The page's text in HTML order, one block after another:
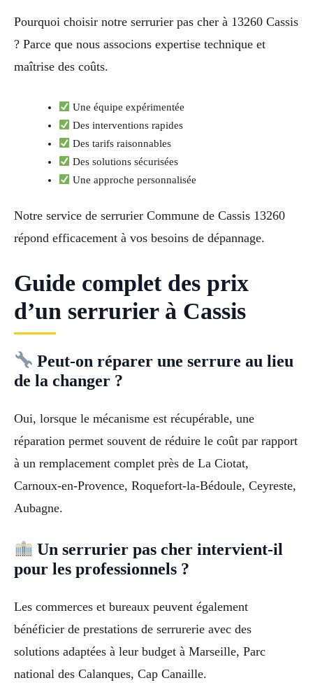
Pourquoi choisir notre serrurier pas cher à 13260 Cassis
? Parce que nous associons expertise technique et
maîtrise des coûts.
Une équipe expérimentée
Des interventions rapides
Des tarifs raisonnables
Des solutions sécurisées
Une approche personnalisée
Notre service de serrurier Commune de Cassis 13260
répond efficacement à vos besoins de dépannage.
Guide complet des prix
d’un serrurier à Cassis
Peut-on réparer une serrure au lieu
de la changer ?
Oui, lorsque le mécanisme est récupérable, une
réparation permet souvent de réduire le coût par rapport
à un remplacement complet près de La Ciotat,
Carnoux-en-Provence, Roquefort-la-Bédoule, Ceyreste,
Aubagne.
Un serrurier pas cher intervient-il
pour les professionnels ?
Les commerces et bureaux peuvent également
bénéficier de prestations de serrurerie avec des
solutions adaptées à leur budget à Marseille, Parc
national des Calanques, Cap Canaille.